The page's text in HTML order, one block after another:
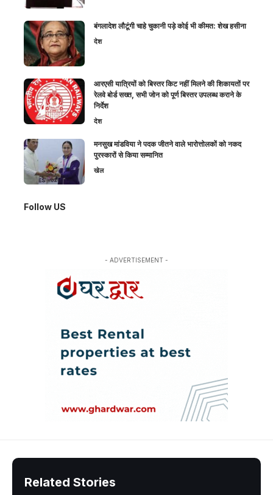
बंगलादेश लौटूंगी चाहे चुकानी पड़े कोई भी कीमत: शेख हसीना
देश
आरएसी यात्रियों को बिस्तर किट नहीं मिलने की शिकायतों पर
रेलवे बोर्ड सख्त, सभी जोन को पूर्ण बिस्तर उपलब्ध कराने के
निर्देश
देश
मनसुख मांडविया ने पदक जीतने वाले भारोत्तोलकों को नकद
पुरस्कारों से किया सम्मानित
खेल
Follow US
- ADVERTISEMENT -
Related Stories